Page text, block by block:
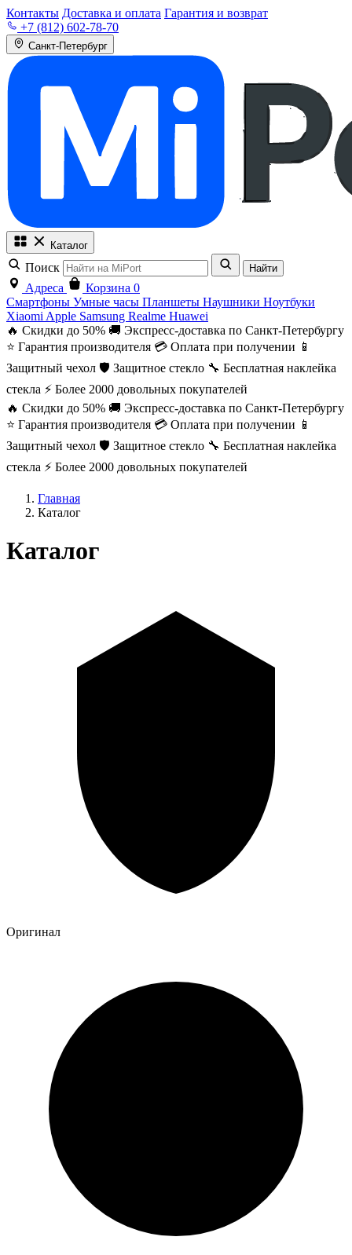
Контакты Доставка и оплата Гарантия и возврат
+7 (812) 602-78-70
Санкт-Петербург
Каталог
Поиск Найти
Адреса Корзина 0
Смартфоны Умные часы Планшеты Наушники Ноутбуки
Xiaomi Apple Samsung Realme Huawei
🔥 Скидки до 50% 🚚 Экспресс-доставка по Санкт-Петербургу
⭐ Гарантия производителя 💳 Оплата при получении 📱
Защитный чехол 🛡️ Защитное стекло 🔧 Бесплатная наклейка
стекла ⚡ Более 2000 довольных покупателей
🔥 Скидки до 50% 🚚 Экспресс-доставка по Санкт-Петербургу
⭐ Гарантия производителя 💳 Оплата при получении 📱
Защитный чехол 🛡️ Защитное стекло 🔧 Бесплатная наклейка
стекла ⚡ Более 2000 довольных покупателей
Главная
Каталог
Каталог
Оригинал